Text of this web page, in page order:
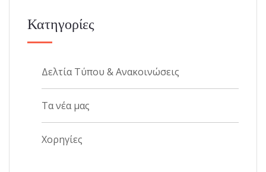
Κατηγορίες
Δελτία Τύπου & Ανακοινώσεις
Τα νέα μας
Χορηγίες